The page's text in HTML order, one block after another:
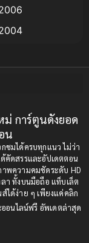
1996
1990
ม่ การ์ตูนดังยอด
น
ชมได้ครบทุกแนว ไม่ว่า
คัดสรรและอัปเดตตอน
พความคมชัดระดับ HD
ลา ทั้งบนมือถือ แท็บเล็ต
ได้ง่าย ๆ เพียงแค่คลิก
ออนไลน์ฟรี อัพเดตล่าสุด